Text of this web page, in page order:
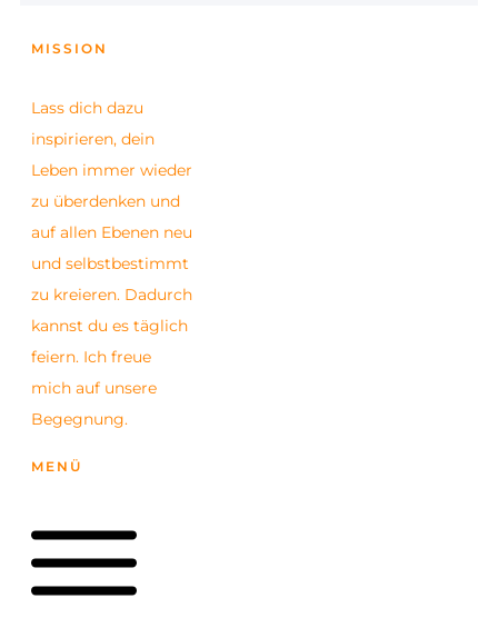
MISSION
Lass dich dazu
inspirieren, dein
Leben immer wieder
zu überdenken und
auf allen Ebenen neu
und selbstbestimmt
zu kreieren. Dadurch
kannst du es täglich
feiern. Ich freue
mich auf unsere
Begegnung.
MENÜ